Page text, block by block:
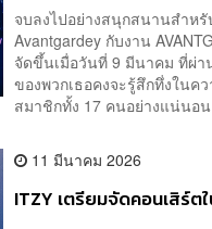
จบลงไปอย่างสนุกสนานสำห
Avantgardey กับงาน
จัดขึ้นเมื่อวันที่ 9 มีนาคม ที่ผ่
ของพวกเธอคงจะรู้สึกทึ่งในค
สมาชิกทั้ง 17 คนอย่างแน่นอ
11 มีนาคม 2026
ITZY เตรียมจัดคอนเสิร์